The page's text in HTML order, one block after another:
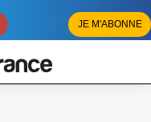
JE M'ABONNE